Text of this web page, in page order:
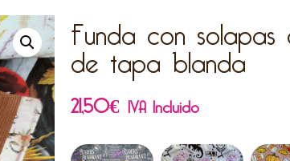
Funda con
de tapa blanda
21,50€ IVA Incluido